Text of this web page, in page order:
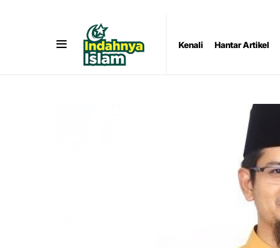
Kenali Hantar Artikel